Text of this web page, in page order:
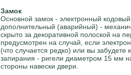
Замок
Основной замок - электронный
дополнительный (аварийный) -
скрыто за декоративной полоской на
предусмотрен на случай, если
(что случается редко) или вы
запирания - ригели диаметром 15 мм
стороны навески двери.